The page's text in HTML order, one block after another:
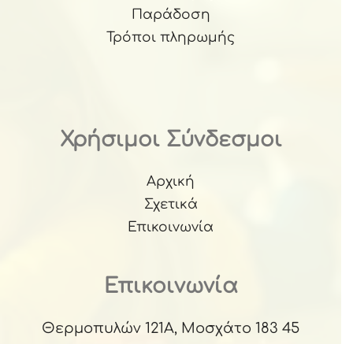
Παράδοση
Τρόποι πληρωμής
Χρήσιμοι Σύνδεσμοι
Αρχική
Σχετικά
Επικοινωνία
Επικοινωνία
Θερμοπυλών 121Α, Μοσχάτο 183 45